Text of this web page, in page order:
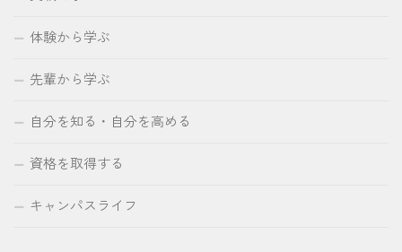
体験から学ぶ
先輩から学ぶ
自分を知る・自分を高める
資格を取得する
キャンパスライフ